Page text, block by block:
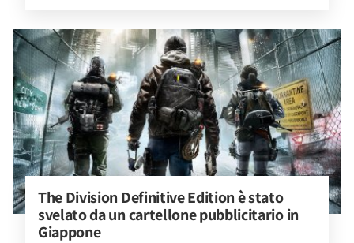
The Division Definitive Edition è stato
svelato da un cartellone pubblicitario in
Giappone